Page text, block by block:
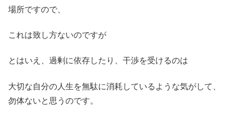
場所ですので、
これは致し方ないのですが
とはいえ、過剰に依存したり、干渉を受けるのは
大切な自分の人生を無駄に消耗しているような気がして、
勿体ないと思うのです。